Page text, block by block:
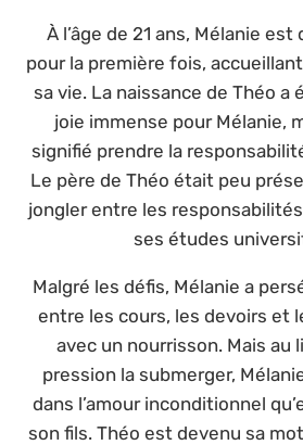
À l’âge de 21 ans, Mélanie
pour la première fois,
sa vie. La naissance de Théo a
joie immense pour Mélanie,
signifié prendre la
Le père de Théo était peu
jongler entre les
ses études
Malgré les défis, Mélanie a
entre les cours, les devoirs et
avec un nourrisson. Mais au
pression la submerger,
dans l’amour inconditionnel
son fils. Théo est devenu sa